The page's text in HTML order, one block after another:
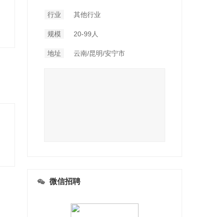
行业 其他行业
规模 20-99人
地址 云南/昆明/安宁市
微信招聘